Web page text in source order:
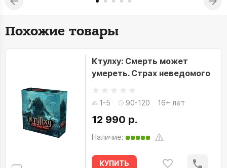
Похожие товары
Ктулху: Смерть может
умереть. Страх неведомого
1-5 90-120 16+ лет
12 990 р.
Наличие:
КУПИТЬ